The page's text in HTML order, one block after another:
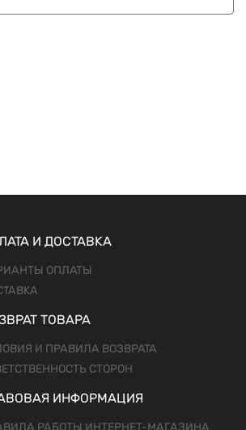
И ДОСТАВКА
ОПЛАТЫ
ТОВАРА
И ПРАВИЛА ВОЗВРАТА
СТОРОН
ИНФОРМАЦИЯ
РАБОТЫ ИНТЕРНЕТ-МАГАЗИНА